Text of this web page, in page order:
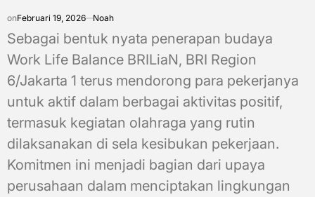
onFebruari 19, 2026 Noah
Sebagai bentuk nyata penerapan budaya
Work Life Balance BRILiaN, BRI Region
6/Jakarta 1 terus mendorong para pekerjanya
untuk aktif dalam berbagai aktivitas positif,
termasuk kegiatan olahraga yang rutin
dilaksanakan di sela kesibukan pekerjaan.
Komitmen ini menjadi bagian dari upaya
perusahaan dalam menciptakan lingkungan